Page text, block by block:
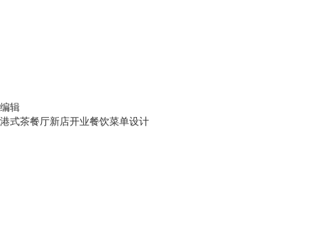
编辑
港式茶餐厅新店开业餐饮菜单设计